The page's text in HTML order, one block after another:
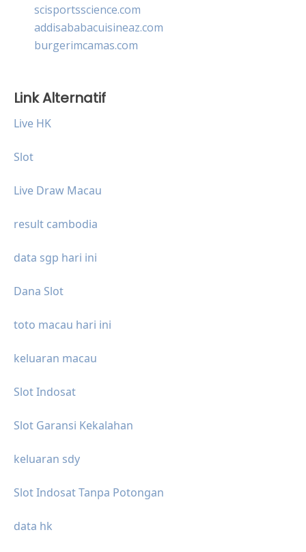
scisportsscience.com
addisababacuisineaz.com
burgerimcamas.com
Link Alternatif
Live HK
Slot
Live Draw Macau
result cambodia
data sgp hari ini
Dana Slot
toto macau hari ini
keluaran macau
Slot Indosat
Slot Garansi Kekalahan
keluaran sdy
Slot Indosat Tanpa Potongan
data hk